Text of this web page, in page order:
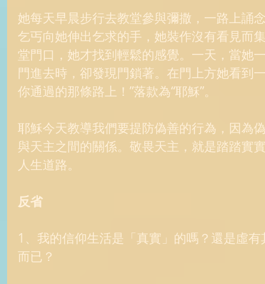
她每天早晨步行去教堂參與彌撒，一路上誦
乞丐向她伸出乞求的手，她裝作沒有看見而
堂門口，她才找到輕鬆的感覺。一天，當她
門進去時，卻發現門鎖著。在門上方她看到
你通過的那條路上！”落款為“耶穌”。
耶穌今天教導我們要提防偽善的行為，因為
與天主之間的關係。敬畏天主，就是踏踏實
人生道路。
反省
1、我的信仰生活是「真實」的嗎？還是虛
而已？